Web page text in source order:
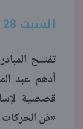
السبت 28 يناير
تفتتح
قصصية
«فن الحركات